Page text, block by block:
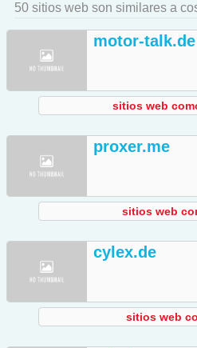
50 sitios web son similares a
motor-talk.de
sitios web
proxer.me
sitios web
cylex.de
sitios web